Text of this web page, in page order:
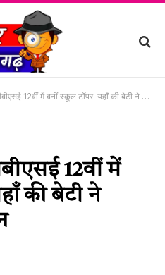
12वीं में बनीं स्कूल टॉपर-यहाँ की बेटी ने बढ़ाया क्षेत्र का मान
12वीं में
की बेटी ने